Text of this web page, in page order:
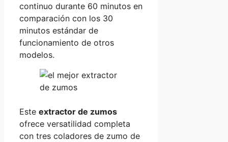
continuo durante 60 minutos en
comparación con los 30
minutos estándar de
funcionamiento de otros
modelos.
Este extractor de zumos
ofrece versatilidad completa
con tres coladores de zumo de